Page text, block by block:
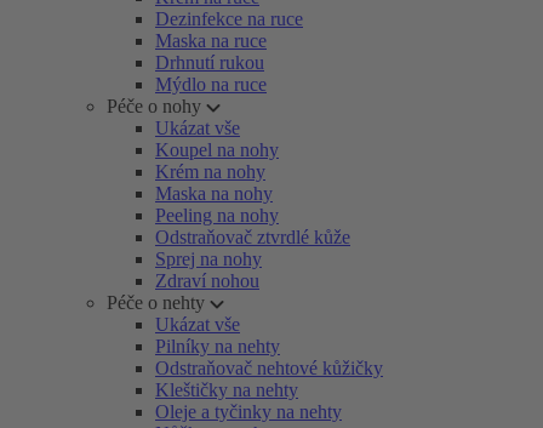
Dezinfekce na ruce
Maska na ruce
Drhnutí rukou
Mýdlo na ruce
Péče o nohy
Ukázat vše
Koupel na nohy
Krém na nohy
Maska na nohy
Peeling na nohy
Odstraňovač ztvrdlé kůže
Sprej na nohy
Zdraví nohou
Péče o nehty
Ukázat vše
Pilníky na nehty
Odstraňovač nehtové kůžičky
Kleštičky na nehty
Oleje a tyčinky na nehty